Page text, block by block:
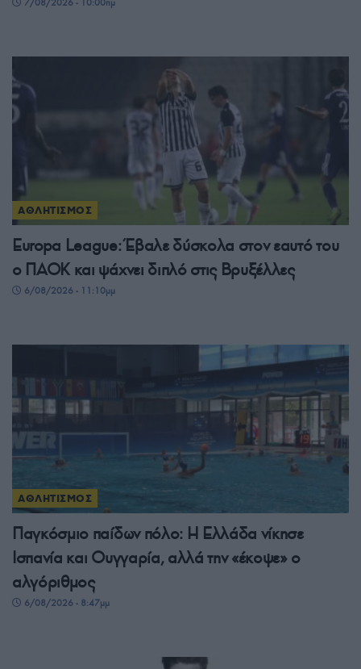
7/08/2026 - 10:00πμ
ΑΘΛΗΤΙΣΜΟΣ
Europa League: Έβαλε δύσκολα στον εαυτό του
ο ΠΑΟΚ και ψάχνει διπλό στις Βρυξέλλες
6/08/2026 - 11:10μμ
ΑΘΛΗΤΙΣΜΟΣ
Παγκόσμιο παίδων πόλο: Η Ελλάδα νίκησε
Ισπανία και Ουγγαρία, αλλά την «έκοψε» ο
αλγόριθμος
6/08/2026 - 8:47μμ